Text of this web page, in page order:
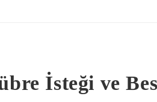
İsteği ve